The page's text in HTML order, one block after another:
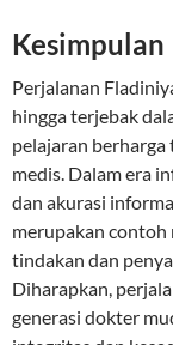
Kesimpulan
Perjalanan
hingga terjebak
pelajaran berharga
medis. Dalam era
dan akurasi
merupakan contoh
tindakan dan
Diharapkan,
generasi dokter